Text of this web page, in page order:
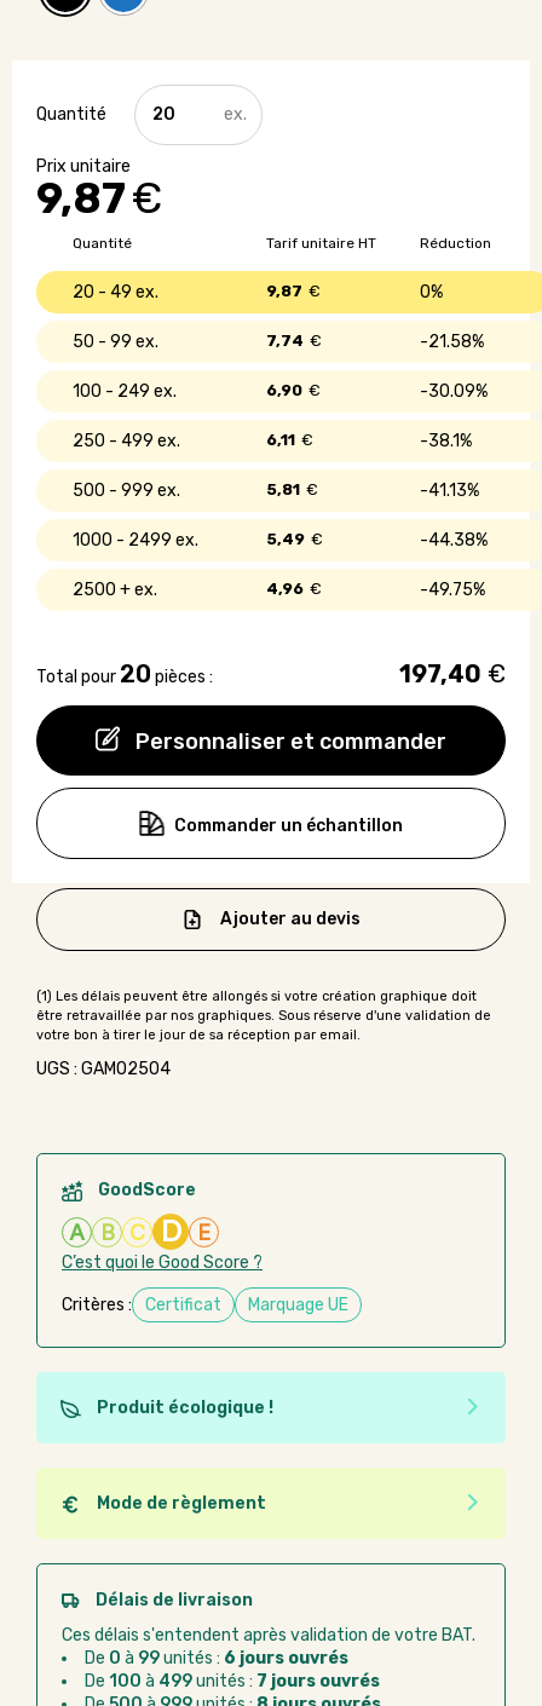
9,87€
Personnaliser et commander
quantité
de
Sac
-
5
Quantité Réduction
Tarif unitaire HT
20 - 49 0%
9,87 €
50 - 99 21.58%
7,74 €
100 - 249 30.09%
6,90 €
250 - 499 38.1%
6,11 €
500 - 999 41.13%
5,81 €
1000 - 2499 44.38%
5,49 €
2500 + 49.75%
4,96 €
Total pour 20 pièces : 197,40 €
Commander un échantillon
Ajouter au devis
UGS : GAMO2504
GoodScore
A B C D E
C’est quoi le Good Score ?
Critères : Certificat Marquage UE
Produit écologique !
Ce produit est éco-conçu, il a été fabriqué à partir de
matériaux recyclés ou recyclables. Ces produits
peuvent plus facilement obtenir une seconde vie
après utilisation. L'origine de fabrication du produit
n'entre pas dans les critères d'éco-conception.
Mode de règlement
Quel que soit le mode de règlement, vous pouvez
passer commande en ligne sur Good Act.
Paiement CB :paiement sécurisé par carte
Virement bancaire :règlement sur facture
après la commande
Délais de livraison
Ces délais s'entendent après validation de votre BAT.
De 0 à 99unités : 6 jours ouvrés
De 100 à 499unités : 7 jours ouvrés